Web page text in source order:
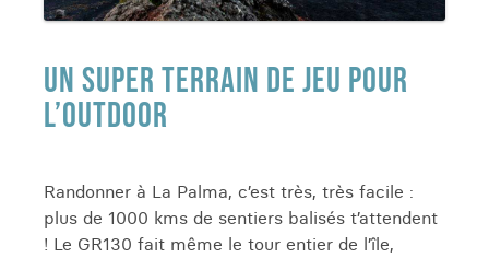
UN SUPER TERRAIN DE JEU POUR
L’OUTDOOR
Randonner à La Palma, c’est très, très facile :
plus de 1000 kms de sentiers balisés t’attendent
! Le GR130 fait même le tour entier de l’île,